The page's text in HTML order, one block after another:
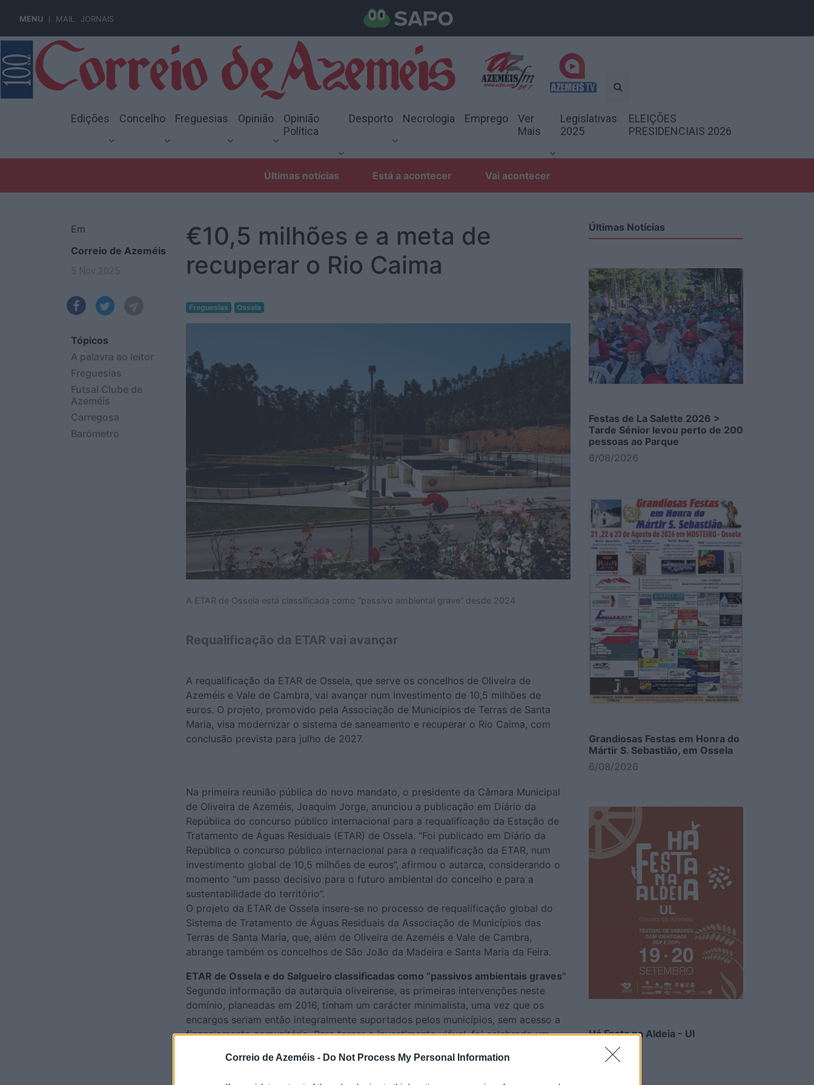
Correio de Azeméis - Do Not Process My Personal Information
MENU MAIL JORNAIS
Edições Concelho Freguesias Opinião
Opinião
Política
Desporto Necrologia Emprego
Ver
Mais
Legislativas
2025
ELEIÇÕES
PRESIDENCIAIS 2026
Últimas notícias Está a acontecer Vai acontecer
Em
Correio de Azeméis
Tópicos
A palavra ao leitor
Freguesias
Futsal Clube de
Azeméis
Carregosa
Barómetro
€10,5 milhões e a meta de
recuperar o Rio Caima
Freguesias Ossela
A ETAR de Ossela está classificada como “passivo ambiental grave” desde 2024
Requalificação da ETAR vai avançar
A requalificação da ETAR de Ossela, que serve os concelhos de Oliveira de
Azeméis e Vale de Cambra, vai avançar num investimento de 10,5 milhões de
euros. O projeto, promovido pela Associação de Municípios de Terras de Santa
Maria, visa modernizar o sistema de saneamento e recuperar o Rio Caima, com
conclusão prevista para julho de 2027.
Na primeira reunião pública do novo mandato, o presidente da Câmara Municipal
de Oliveira de Azeméis, Joaquim Jorge, anunciou a publicação em Diário da
República do concurso público internacional para a requalificação da Estação de
Tratamento de Águas Residuais (ETAR) de Ossela. “Foi publicado em Diário da
República o concurso público internacional para a requalificação da ETAR, num
investimento global de 10,5 milhões de euros”, afirmou o autarca, considerando o
momento “um passo decisivo para o futuro ambiental do concelho e para a
sustentabilidade do território”.
O projeto da ETAR de Ossela insere-se no processo de requalificação global do
Sistema de Tratamento de Águas Residuais da Associação de Municípios das
Terras de Santa Maria, que, além de Oliveira de Azeméis e Vale de Cambra,
abrange também os concelhos de São João da Madeira e Santa Maria da Feira.
ETAR de Ossela e do Salgueiro classificadas como “passivos ambientais graves”
Segundo informação da autarquia oliveirense, as primeiras intervenções neste
domínio, planeadas em 2016, tinham um carácter minimalista, uma vez que os
encargos seriam então integralmente suportados pelos municípios, sem acesso a
financiamento comunitário. Para tornar o investimento viável, foi celebrado um
longo do tempo.
Últimas Notícias
Festas de La Salette 2026 >
Tarde Sénior levou perto de 200
pessoas ao Parque
6/08/2026
Grandiosas Festas em Honra do
Mártir S. Sebastião, em Ossela
6/08/2026
Há Festa na Aldeia - Ul
6/08/2026